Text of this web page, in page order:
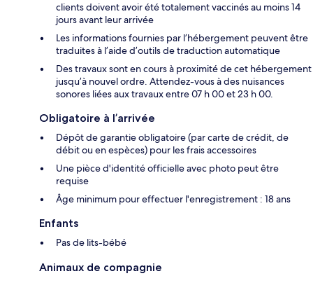
clients doivent avoir été totalement vaccinés au moins 14
jours avant leur arrivée
Les informations fournies par l’hébergement peuvent être
traduites à l’aide d’outils de traduction automatique
Des travaux sont en cours à proximité de cet hébergement
jusqu’à nouvel ordre. Attendez-vous à des nuisances
sonores liées aux travaux entre 07 h 00 et 23 h 00.
Obligatoire à l’arrivée
Dépôt de garantie obligatoire (par carte de crédit, de
débit ou en espèces) pour les frais accessoires
Une pièce d'identité officielle avec photo peut être
requise
Âge minimum pour effectuer l'enregistrement : 18 ans
Enfants
Pas de lits-bébé
Animaux de compagnie